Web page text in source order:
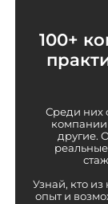
100+
Среди них
компании
другие.
Узнай, кто
опыт и